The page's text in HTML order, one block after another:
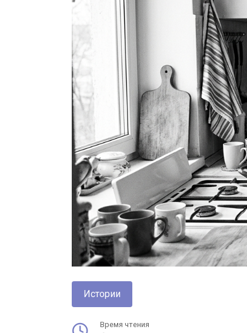
Истории
Время чтения